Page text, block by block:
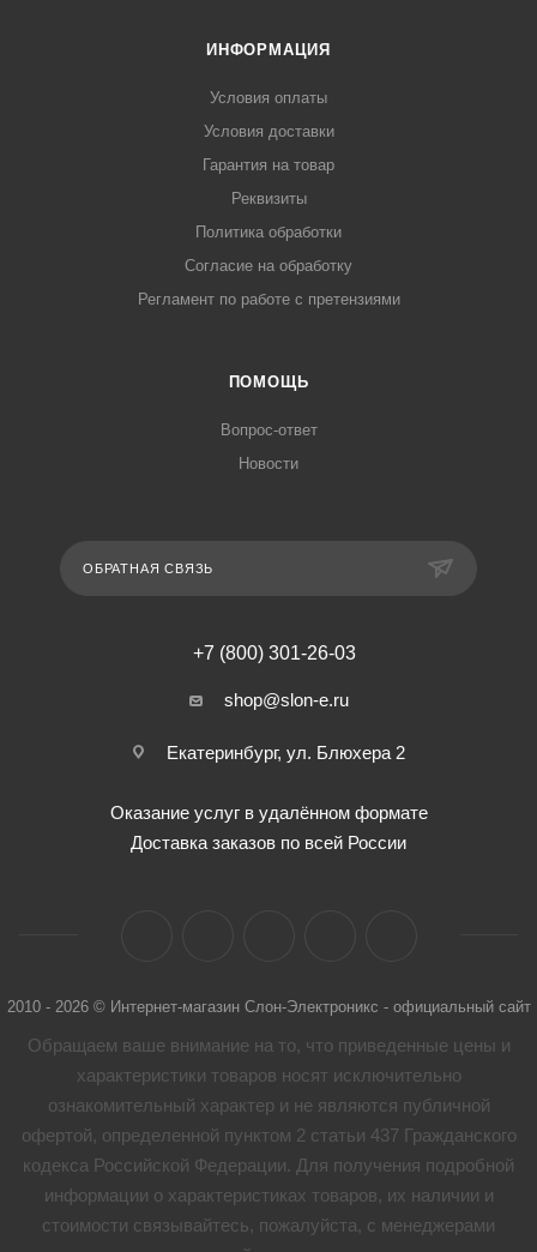
ИНФОРМАЦИЯ
Условия оплаты
Условия доставки
Гарантия на товар
Реквизиты
Политика обработки
Согласие на обработку
Регламент по работе с претензиями
ПОМОЩЬ
Вопрос-ответ
Новости
ОБРАТНАЯ СВЯЗЬ
+7 (800) 301-26-03
shop@slon-e.ru
Екатеринбург, ул. Блюхера 2
Оказание услуг в удалённом формате
Доставка заказов по всей России
2010 - 2026 © Интернет-магазин Слон-Электроникс - официальный сайт
Обращаем ваше внимание на то, что приведенные цены и
характеристики товaров носят исключительно
ознакомительный характер и не являются публичной
офертой, определенной пунктом 2 статьи 437 Гражданского
кодекса Российской Федерации. Для получения подробной
информации о характеристиках товaров, их наличии и
стоимости связывайтесь, пожалуйста, с менеджерами